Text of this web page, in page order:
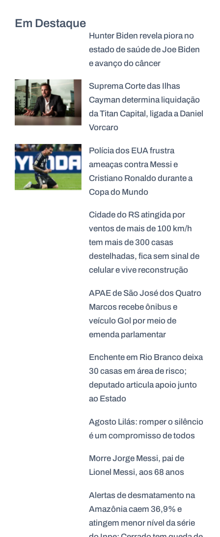
Em Destaque
Hunter Biden revela piora no
estado de saúde de Joe Biden
e avanço do câncer
Suprema Corte das Ilhas
Cayman determina liquidação
da Titan Capital, ligada a Daniel
Vorcaro
Polícia dos EUA frustra
ameaças contra Messi e
Cristiano Ronaldo durante a
Copa do Mundo
Cidade do RS atingida por
ventos de mais de 100 km/h
tem mais de 300 casas
destelhadas, fica sem sinal de
celular e vive reconstrução
APAE de São José dos Quatro
Marcos recebe ônibus e
veículo Gol por meio de
emenda parlamentar
Enchente em Rio Branco deixa
30 casas em área de risco;
deputado articula apoio junto
ao Estado
Agosto Lilás: romper o silêncio
é um compromisso de todos
Morre Jorge Messi, pai de
Lionel Messi, aos 68 anos
Alertas de desmatamento na
Amazônia caem 36,9% e
atingem menor nível da série